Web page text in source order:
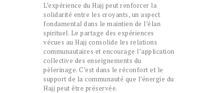
L’expérience du Hajj peut renforcer la
solidarité entre les croyants, un aspect
fondamental dans le maintien de l’élan
spirituel. Le partage des expériences
vécues au Hajj consolide les relations
communautaires et encourage l’application
collective des enseignements du
pèlerinage. C’est dans le réconfort et le
support de la communauté que l’énergie du
Hajj peut être préservée.